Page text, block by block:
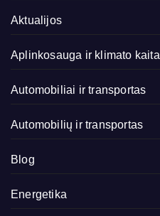
Aktualijos
Aplinkosauga ir klimato kaita
Automobiliai ir transportas
Automobilių ir transportas
Blog
Energetika